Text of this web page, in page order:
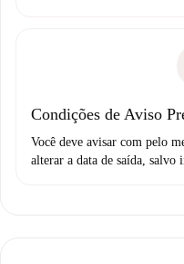
Condições de Aviso
Você deve avisar com pelo
alterar a data de saída, salvo